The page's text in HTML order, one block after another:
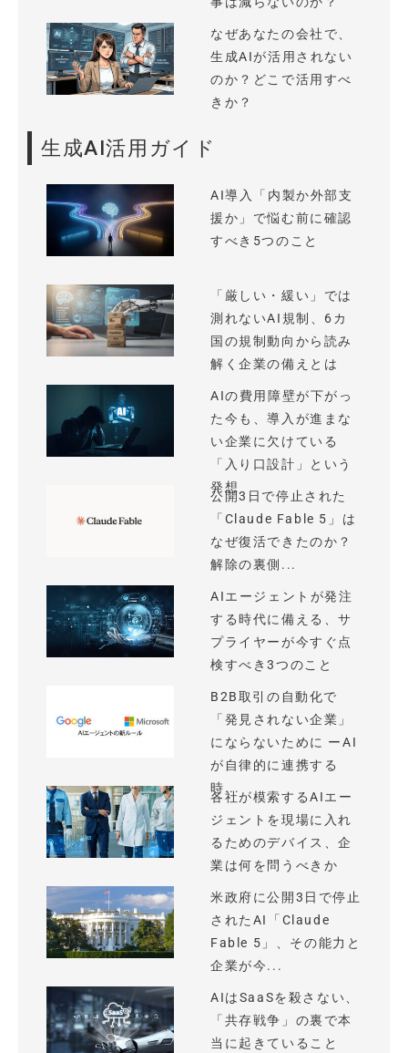
なぜあなたの会社で、
生成AIが活用されない
のか？どこで活用すべ
きか？
生成AI活用ガイド
AI導入「内製か外部支
援か」で悩む前に確認
すべき5つのこと
「厳しい・緩い」では
測れないAI規制、6カ
国の規制動向から読み
解く企業の備えとは
AIの費用障壁が下がっ
た今も、導入が進まな
い企業に欠けている
「入り口設計」という
発想
公開3日で停止された
「Claude Fable 5」は
なぜ復活できたのか？
解除の裏側...
AIエージェントが発注
する時代に備える、サ
プライヤーが今すぐ点
検すべき3つのこと
B2B取引の自動化で
「発見されない企業」
にならないために ーAI
が自律的に連携する
時...
各社が模索するAIエー
ジェントを現場に入れ
るためのデバイス、企
業は何を問うべきか
米政府に公開3日で停止
されたAI「Claude
Fable 5」、その能力と
企業が今...
AIはSaaSを殺さない、
「共存戦争」の裏で本
当に起きていること